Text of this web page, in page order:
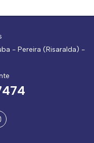
- Pereira (Risaralda) -